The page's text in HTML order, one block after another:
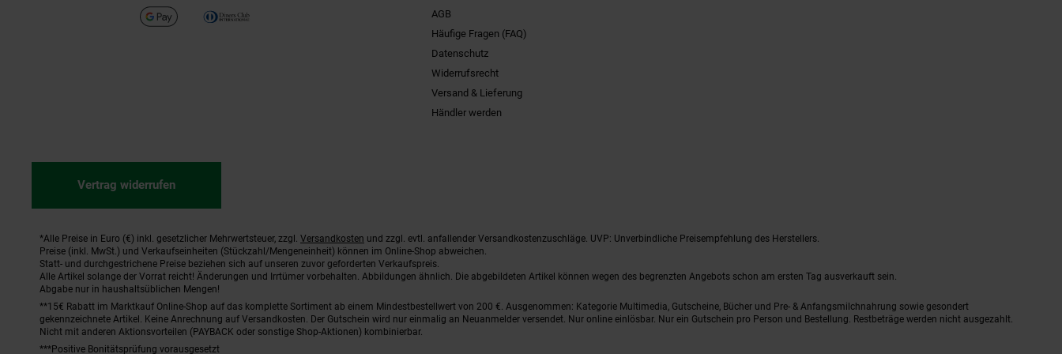
AGB
Häufige Fragen (FAQ)
Datenschutz
Widerrufsrecht
Versand & Lieferung
Händler werden
Vertrag widerrufen
Fußnoten
*Alle Preise in Euro (€) inkl. gesetzlicher Mehrwertsteuer, zzgl. Versandkosten und zzgl. evtl. anfallender Versandkostenzuschläge. UVP: Unverbindliche Preisempfehlung des Herstellers.
Preise (inkl. MwSt.) und Verkaufseinheiten (Stückzahl/Mengeneinheit) können im Online-Shop abweichen.
Statt- und durchgestrichene Preise beziehen sich auf unseren zuvor geforderten Verkaufspreis.
Alle Artikel solange der Vorrat reicht! Änderungen und Irrtümer vorbehalten. Abbildungen ähnlich. Die abgebildeten Artikel können wegen des begrenzten Angebots schon am ersten Tag ausverkauft sein.
Abgabe nur in haushaltsüblichen Mengen!
**15€ Rabatt im Marktkauf Online-Shop auf das komplette Sortiment ab einem Mindestbestellwert von 200 €. Ausgenommen: Kategorie Multimedia, Gutscheine, Bücher und Pre- & Anfangsmilchnahrung sowie gesondert
gekennzeichnete Artikel. Keine Anrechnung auf Versandkosten. Der Gutschein wird nur einmalig an Neuanmelder versendet. Nur online einlösbar. Nur ein Gutschein pro Person und Bestellung. Restbeträge werden nicht ausgezahlt.
Nicht mit anderen Aktionsvorteilen (PAYBACK oder sonstige Shop-Aktionen) kombinierbar.
***Positive Bonitätsprüfung vorausgesetzt